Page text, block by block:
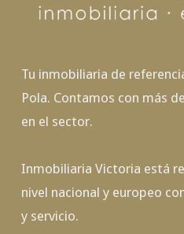
Tu inmobiliaria de
Pola. Contamos con más
en el sector.
Inmobiliaria Victoria está
nivel nacional y europeo
y servicio.